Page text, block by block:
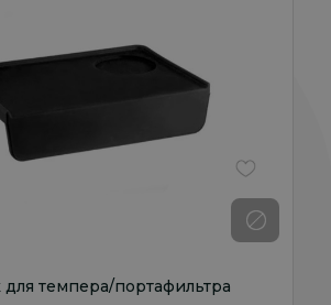
темпера/портафильтра
В